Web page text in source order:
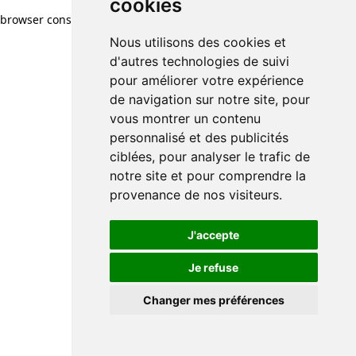
cookies
Nous utilisons des cookies et
d'autres technologies de suivi
pour améliorer votre expérience
de navigation sur notre site, pour
vous montrer un contenu
personnalisé et des publicités
ciblées, pour analyser le trafic de
notre site et pour comprendre la
provenance de nos visiteurs.
J'accepte
Je refuse
Changer mes préférences
browser console for more information)